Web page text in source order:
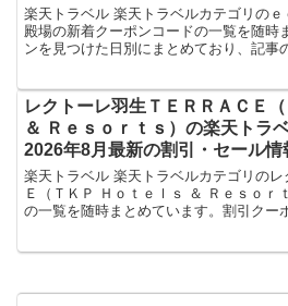
楽天トラベル 楽天トラベルカテゴリの
殿場の新着クーポンコードの一覧を随時
ンを見つけた日別にまとめており、記事
レクトーレ羽生ＴＥＲＲＡＣＥ
＆ Ｒｅｓｏｒｔｓ）の楽天トラ
2026年8月最新の割引・セール情
楽天トラベル 楽天トラベルカテゴリの
Ｅ（ＴＫＰ Ｈｏｔｅｌｓ ＆ Ｒｅｓｏｒ
の一覧を随時まとめています。割引クー
ており、記事の上にあるものが最新の割